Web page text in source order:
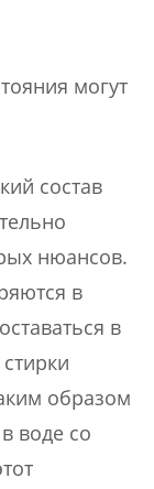
могут
состав
нюансов.
в
в
образом
воде со